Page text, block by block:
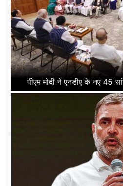
पीएम मोदी ने एनडीए के नए 45